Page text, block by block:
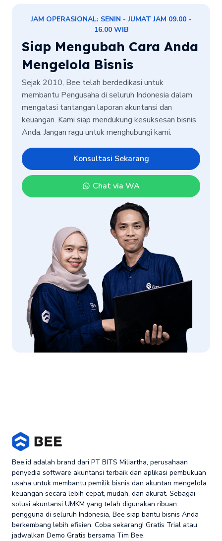
JAM OPERASIONAL: SENIN - JUMAT JAM 09.00 -
16.00 WIB
Siap Mengubah Cara Anda
Mengelola Bisnis
Sejak 2010, Bee telah berdedikasi untuk
membantu Pengusaha di seluruh Indonesia dalam
mengatasi tantangan laporan akuntansi dan
keuangan. Kami siap mendukung kesuksesan bisnis
Anda. Jangan ragu untuk menghubungi kami.
Konsultasi Sekarang
Chat via WA
Bee.id adalah brand dari PT BITS Miliartha, perusahaan
penyedia software akuntansi terbaik dan aplikasi pembukuan
usaha untuk membantu pemilik bisnis dan akuntan mengelola
keuangan secara lebih cepat, mudah, dan akurat. Sebagai
solusi akuntansi UMKM yang telah digunakan ribuan
pengguna di seluruh Indonesia, Bee siap bantu bisnis Anda
berkembang lebih efisien. Coba sekarang! Gratis Trial atau
jadwalkan Demo Gratis bersama Tim Bee.